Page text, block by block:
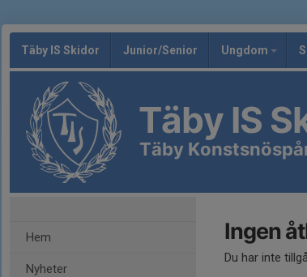
Täby IS Skidor Junior/Senior Ungdom
Täby IS
Täby
Hem
Nyheter
Ingen
Du har inte